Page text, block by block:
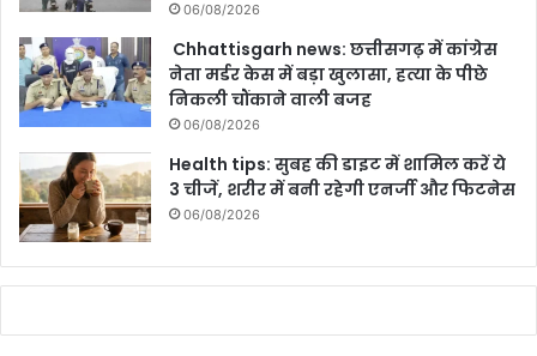
06/08/2026
Chhattisgarh news: छत्तीसगढ़ में कांग्रेस
नेता मर्डर केस में बड़ा खुलासा, हत्या के पीछे
निकली चौंकाने वाली बजह
06/08/2026
Health tips: सुबह की डाइट में शामिल करें ये
3 चीजें, शरीर में बनी रहेगी एनर्जी और फिटनेस
06/08/2026